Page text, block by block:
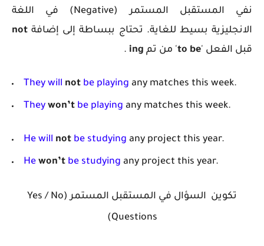
نفي المستقبل المستمر (Negative) في اللغة
الانجليزية بسيط للغاية. تحتاج ببساطة إلى إضافة not
قبل الفعل 'to be' من تم ing
.
They will not be playing any matches this week.
They won’t be playing any matches this week.
He will not be studying any project this year.
He won’t be studying any project this year.
تكوين السؤال في المستقبل المستمر (Yes / No
Questions)